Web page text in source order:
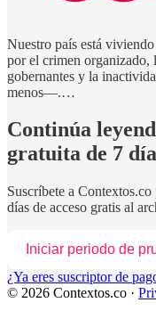
Nuestro país está
por el crimen organizado,
gobernantes y la
menos—.…
Continúa
gratuita de 7
Suscríbete a Contextos.co
días de acceso gratis al
Iniciar periodo de
¿Ya eres suscriptor de
© 2026 Contextos.co ·